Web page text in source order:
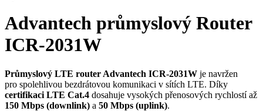
Advantech průmyslový Router
ICR-2031W
Průmyslový LTE router Advantech ICR-2031W je navržen
pro spolehlivou bezdrátovou komunikaci v sítích LTE. Díky
certifikaci LTE Cat.4 dosahuje vysokých přenosových rychlostí až
150 Mbps (downlink) a 50 Mbps (uplink).